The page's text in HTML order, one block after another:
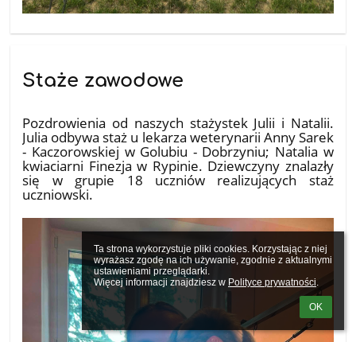
Ta strona wykorzystuje pliki cookies. Korzystając z niej
wyrażasz zgodę na ich używanie, zgodnie z aktualnymi
ustawieniami przeglądarki.
Więcej informacji znajdziesz w Polityce prywatności.
OK
Staże zawodowe
Pozdrowienia od naszych stażystek Julii i Natalii.
Julia odbywa staż u lekarza weterynarii Anny Sarek
- Kaczorowskiej w Golubiu - Dobrzyniu; Natalia w
kwiaciarni Finezja w Rypinie. Dziewczyny znalazły
się w grupie 18 uczniów realizujących staż
uczniowski.